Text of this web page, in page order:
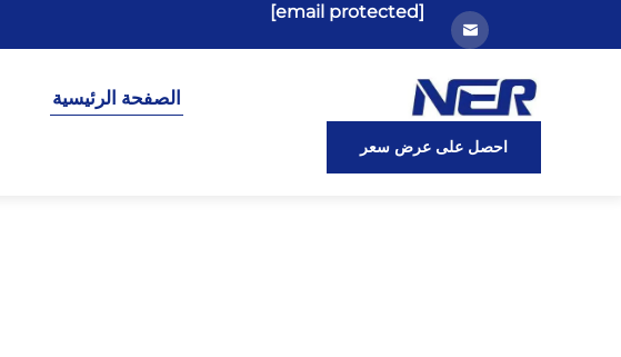
[email protected]
الصفحة الرئيسية
احصل على عرض سعر